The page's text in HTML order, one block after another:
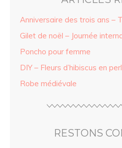
Anniversaire des trois ans –
Gilet de noël – Journée
Poncho pour femme
DIY – Fleurs d’hibiscus en
Robe médiévale
RESTONS